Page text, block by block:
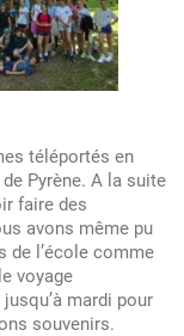
téléportés en
Pyrène. A la suite
faire des
avons même pu
de l’école comme
voyage
mardi pour
souvenirs.